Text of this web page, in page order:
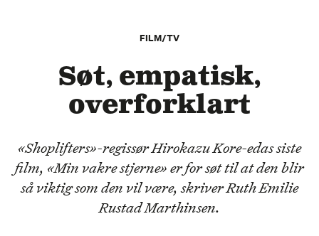
FILM/TV
Søt, empatisk,
overforklart
«Shoplifters»-regissør Hirokazu Kore-edas siste
film, «Min vakre stjerne» er for søt til at den blir
så viktig som den vil være, skriver Ruth Emilie
Rustad Marthinsen.